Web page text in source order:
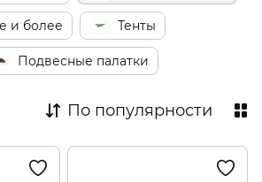
и более Тенты
Подвесные палатки
По популярности